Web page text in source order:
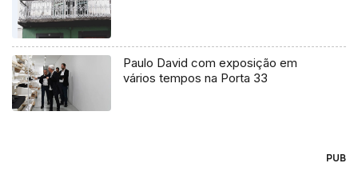
Paulo David com exposição em
vários tempos na Porta 33
PUB